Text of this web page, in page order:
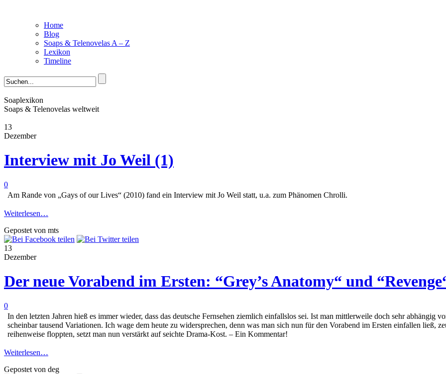
Home
Blog
Soaps & Telenovelas A – Z
Lexikon
Timeline
Soaplexikon
Soaps & Telenovelas weltweit
13
Dezember
Interview mit Jo Weil (1)
0
Am Rande von „Gays of our Lives“ (2010) fand ein Interview mit Jo Weil statt, u.a. zum Phänomen Chrolli.
Weiterlesen…
Gepostet von mts
13
Dezember
Der neue Vorabend im Ersten: “Grey’s Anatomy“ und
0
In den letzten Jahren hieß es immer wieder, dass das deutsche Fernsehen ziemlich einfallslos sei. Ist man mittlerweile doch sehr
scheinbar tausend Variationen. Ich wage dem heute zu widersprechen, denn was man sich nun für den Vorabend im Ersten einfallen
reihenweise floppten, setzt man nun verstärkt auf seichte Drama-Kost. – Ein Kommentar!
Weiterlesen…
Gepostet von deg